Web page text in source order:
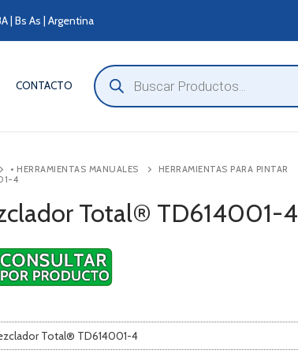
| Bs As | Argentina
CONTACTO
Búsqueda
de
productos
• HERRAMIENTAS MANUALES HERRAMIENTAS PARA PINTAR
4
Total® TD614001-4
Total® TD614001-4